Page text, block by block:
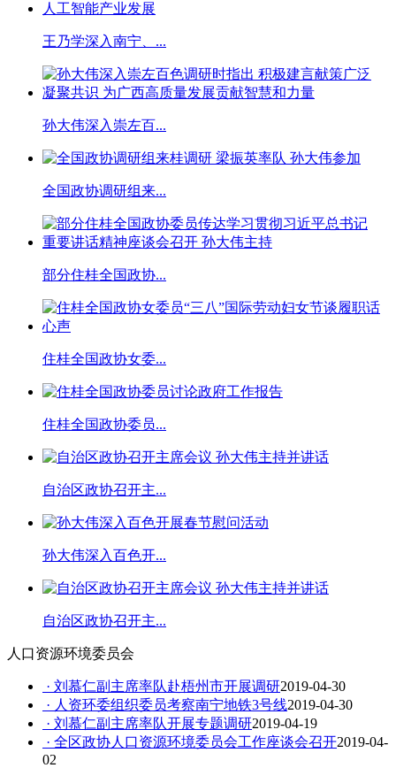
王乃学深入南宁、...
孙大伟深入崇左百...
全国政协调研组来...
部分住桂全国政协...
住桂全国政协女委...
住桂全国政协委员...
自治区政协召开主...
孙大伟深入百色开...
自治区政协召开主...
人口资源环境委员会
· 刘慕仁副主席率队赴梧州市开展调研2019-04-30
· 人资环委组织委员考察南宁地铁3号线2019-04-30
· 刘慕仁副主席率队开展专题调研2019-04-19
· 全区政协人口资源环境委员会工作座谈会召开2019-04-
02